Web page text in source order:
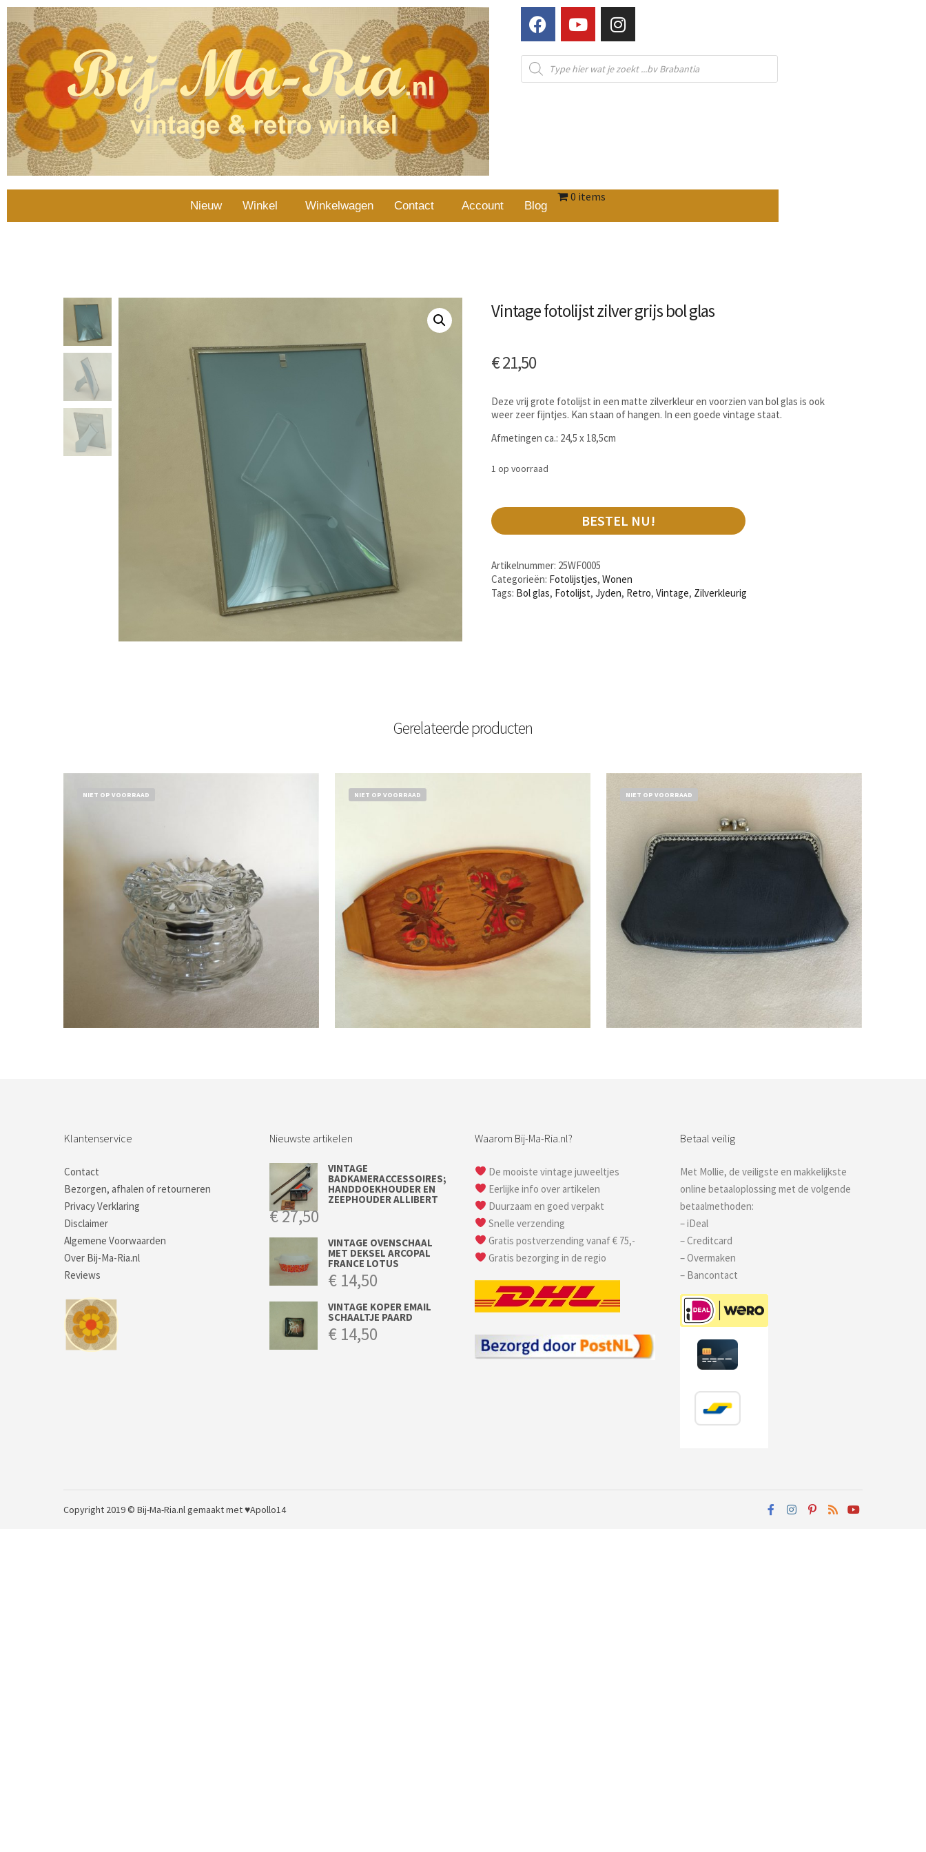
Nieuw Winkel Winkelwagen Contact Account Blog
0 items
Vintage fotolijst zilver grijs bol glas
€21,50
Deze vrij grote fotolijst in een matte zilverkleur en voorzien van bol glas is ook
weer zeer fijntjes. Kan staan of hangen. In een goede vintage staat.
Afmetingen ca.: 24,5 x 18,5cm
1 op voorraad
BESTEL NU!
Artikelnummer: 25WF0005
Categorieën: Fotolijstjes,Wonen
Tags: Bol glas, Fotolijst,Jyden, Retro,Vintage, Zilverkleurig
Gerelateerde producten
NIET OP VOORRAAD NIET OP VOORRAAD NIET OP VOORRAAD
Klantenservice
Contact
Bezorgen, afhalen of retourneren
Privacy Verklaring
Disclaimer
Algemene Voorwaarden
Over Bij-Ma-Ria.nl
Reviews
Nieuwste artikelen
VINTAGE
BADKAMERACCESSOIRES;
HANDDOEKHOUDER EN
ZEEPHOUDER ALLIBERT
€27,50
VINTAGE OVENSCHAAL
MET DEKSEL ARCOPAL
FRANCE LOTUS
€ 14,50
VINTAGE KOPER EMAIL
SCHAALTJE PAARD
€ 14,50
Waarom Bij-Ma-Ria.nl?
De mooiste vintage juweeltjes
Eerlijke info over artikelen
Duurzaam en goed verpakt
Snelle verzending
Gratis postverzending vanaf € 75,-
Gratis bezorging in de regio
Betaal veilig
Met Mollie, de veiligste en makkelijkste
online betaaloplossing met de volgende
betaalmethoden:
– iDeal
– Creditcard
– Overmaken
– Bancontact
Copyright 2019 © Bij-Ma-Ria.nlgemaakt met ♥Apollo14